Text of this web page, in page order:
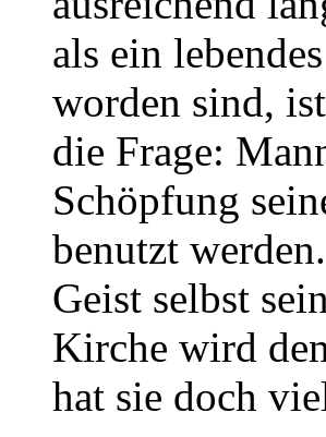
als ein
worden sind,
die Frage:
Schöpfung
benutzt
Geist selbst
Kirche wird
hat sie doch